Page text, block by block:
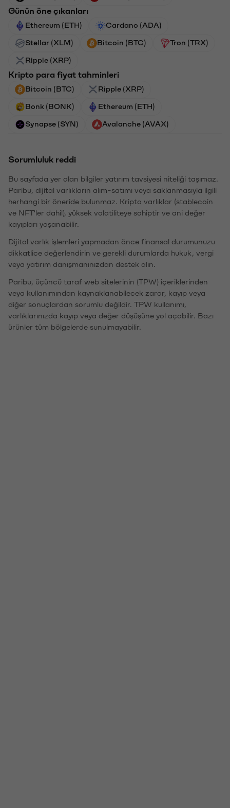
Günün öne çıkanları
Ethereum (ETH) Cardano (ADA)
Stellar (XLM) Bitcoin (BTC) Tron (TRX)
Ripple (XRP)
Kripto para fiyat tahminleri
Bitcoin (BTC) Ripple (XRP)
Bonk (BONK) Ethereum (ETH)
Synapse (SYN) Avalanche (AVAX)
Sorumluluk reddi
Bu sayfada yer alan bilgiler yatırım tavsiyesi niteliği taşımaz.
Paribu, dijital varlıkların alım-satımı veya saklanmasıyla ilgili
herhangi bir öneride bulunmaz. Kripto varlıklar (stablecoin
ve NFT'ler dahil), yüksek volatiliteye sahiptir ve ani değer
kayıpları yaşanabilir.
Dijital varlık işlemleri yapmadan önce finansal durumunuzu
dikkatlice değerlendirin ve gerekli durumlarda hukuk, vergi
veya yatırım danışmanınızdan destek alın.
Paribu, üçüncü taraf web sitelerinin (TPW) içeriklerinden
veya kullanımından kaynaklanabilecek zarar, kayıp veya
diğer sonuçlardan sorumlu değildir. TPW kullanımı,
varlıklarınızda kayıp veya değer düşüşüne yol açabilir. Bazı
ürünler tüm bölgelerde sunulmayabilir.